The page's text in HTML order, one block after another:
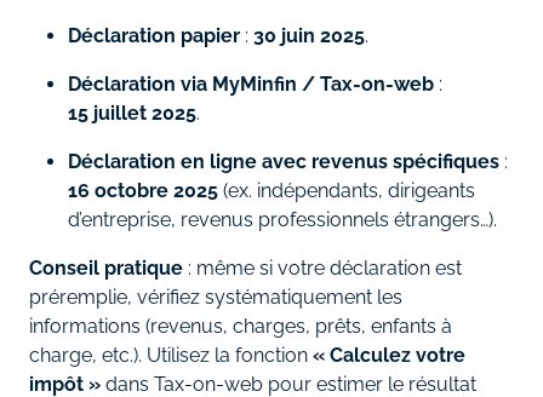
Déclaration papier : 30 juin 2025.
Déclaration via MyMinfin / Tax‑on‑web :
15 juillet 2025.
Déclaration en ligne avec revenus spécifiques :
16 octobre 2025 (ex. indépendants, dirigeants
d’entreprise, revenus professionnels étrangers…).
Conseil pratique : même si votre déclaration est
préremplie, vérifiez systématiquement les
informations (revenus, charges, prêts, enfants à
charge, etc.). Utilisez la fonction « Calculez votre
impôt » dans Tax‑on‑web pour estimer le résultat